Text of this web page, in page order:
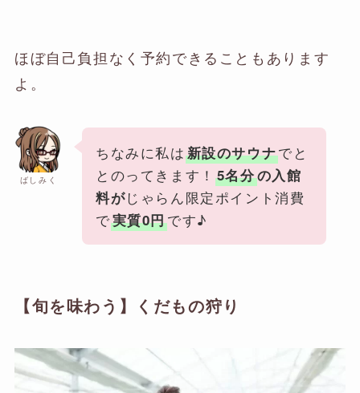
ほぼ自己負担なく予約できることもあります
よ。
ばしみく
ちなみに私は新設のサウナでと
とのってきます！ 5名分の入館
料がじゃらん限定ポイント消費
で実質0円です♪
【旬を味わう】くだもの狩り